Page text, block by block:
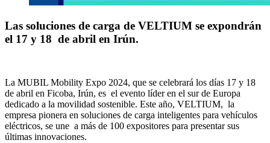
Las soluciones de carga de VELTIUM se expondrán
el 17 y 18 de abril en Irún.
La MUBIL Mobility Expo 2024, que se celebrará los días 17 y 18
de abril en Ficoba, Irún, es el evento líder en el sur de Europa
dedicado a la movilidad sostenible. Este año, VELTIUM, la
empresa pionera en soluciones de carga inteligentes para vehículos
eléctricos, se une a más de 100 expositores para presentar sus
últimas innovaciones.